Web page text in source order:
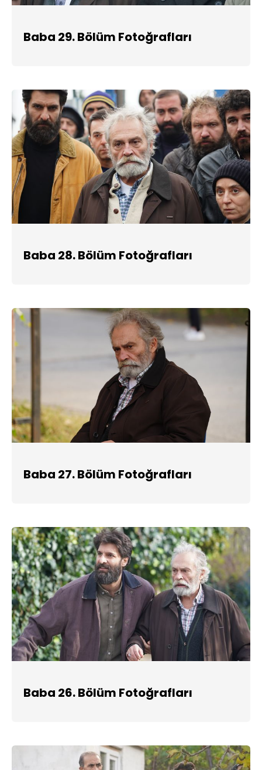
Baba 29. Bölüm Fotoğrafları
Baba 28. Bölüm Fotoğrafları
Baba 27. Bölüm Fotoğrafları
Baba 26. Bölüm Fotoğrafları